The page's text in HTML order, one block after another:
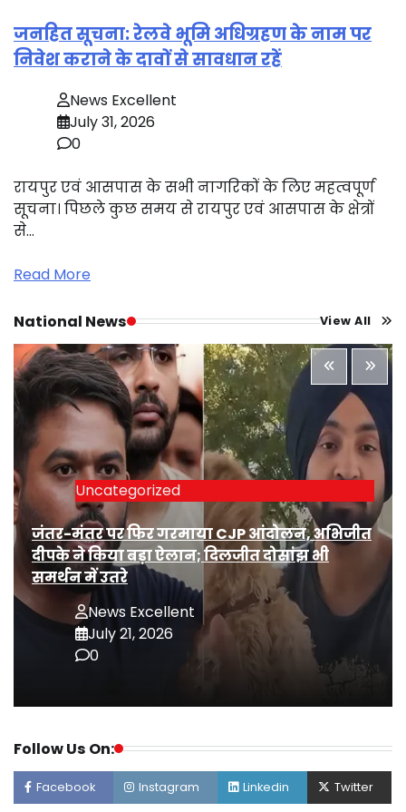
जनहित सूचना: रेलवे भूमि अधिग्रहण के नाम पर
निवेश कराने के दावों से सावधान रहें
News Excellent
July 31, 2026
0
रायपुर एवं आसपास के सभी नागरिकों के लिए महत्वपूर्ण
सूचना। पिछले कुछ समय से रायपुर एवं आसपास के क्षेत्रों
से…
Read More
National News View All
Uncategorized
जंतर-मंतर पर फिर गरमाया CJP आंदोलन, अभिजीत
दीपके ने किया बड़ा ऐलान; दिलजीत दोसांझ भी
समर्थन में उतरे
News Excellent
July 21, 2026
0
Follow Us On:
Facebook Instagram Linkedin Twitter